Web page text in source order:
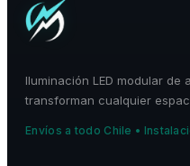
Iluminación LED modular de
transforman cualquier
Envíos a todo Chile •